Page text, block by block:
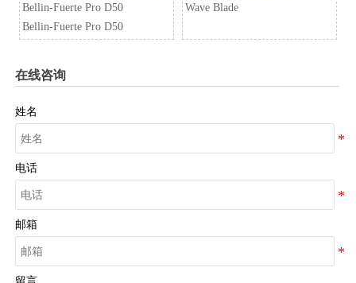
Bellin-Fuerte Pro D50
Bellin-Fuerte Pro D50
Wave Blade
在线咨询
姓名
电话
邮箱
留言